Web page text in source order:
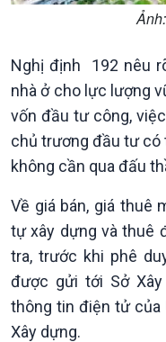
Chính phủ với người dân
Quốc hội với cử tri
Xây dựng đảng
Đảng trong cuộc sống
Nhận diện sự thật
Nghị định 192 nêu
nhà ở cho lực lượng
vốn đầu tư công,
chủ trương đầu tư
không cần qua đấu
Về giá bán, giá thuê
tự xây dựng và thuê
tra, trước khi phê
được gửi tới Sở
thông tin điện tử của
Xây dựng.